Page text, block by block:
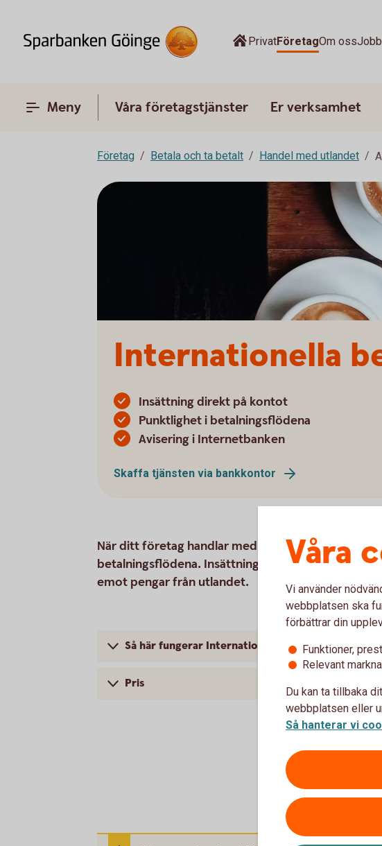
PrivatFöretagOm oss
Meny Våra företagstjänster Er verksamhet
Företag Betala och ta betalt Handel med utlandet
Internationella
Insättning direkt på kontot
Punktlighet i betalningsflödena
Avisering i Internetbanken
Skaffa tjänsten via bankkontor
När ditt företag handlar med utlandet är det
betalningsflödena. Insättningar direkt på kontot
emot pengar från utlandet.
Så här fungerar Internationella betalningar
Pris
Våra
Vi använder
webbplatsen ska
förbättrar din
Funktioner,
Relevant
Du kan ta tillbaka
webbplatsen eller
Så hanterar vi